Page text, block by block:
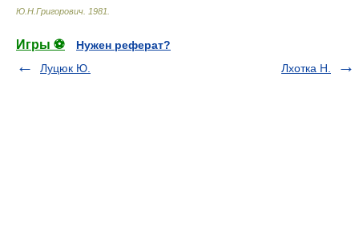
Ю.Н.Григорович 1981
Игры ⚽
Нужен реферат?
Луцюк Ю.
Лхотка Н.